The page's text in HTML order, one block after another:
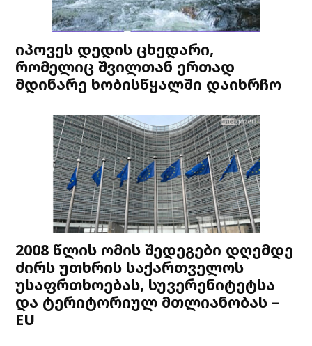
იპოვეს დედის ცხედარი,
რომელიც შვილთან ერთად
მდინარე ხობისწყალში დაიხრჩო
2008 წლის ომის შედეგები დღემდე
ძირს უთხრის საქართველოს
უსაფრთხოებას, სუვერენიტეტსა
და ტერიტორიულ მთლიანობას –
EU